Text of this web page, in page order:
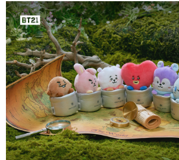
匯豐（台灣）商業銀行
華泰商業
聯邦商業銀行
遠東國際
元大商業銀行
永豐商業
玉山商業銀行
星展（台
台新國際商業銀行
中國信託
台灣樂天信用卡公司
臺灣中小企業銀行
台中商業
匯豐（台灣）商業銀行
華泰商業
聯邦商業銀行
遠東國際
元大商業銀行
永豐商業
玉山商業銀行
星展（台
台新國際商業銀行
中國信託
台灣樂天信用卡公司
Google Pay
AFTEE先享後付
相關說明
【關於「AFTEE先享後付」】
AFTEE先享後付是「在收到商品之後才付款」的支
便利好安心！
１．簡單：不需註冊會員、不需綁卡、不需儲值。
２．便利：只要手機號碼，簡訊認證，即可結帳。
３．安心：先確認商品／服務後，再付款。
【「AFTEE先享後付」結帳流程】
１．於結帳方式選擇「AFTEE先享後付」後，將跳
結帳頁面，進行簡訊認證並確認金額後，即可完成
運送方式
宅配
每筆NT$100，滿NT$2,000(含以上)免運費